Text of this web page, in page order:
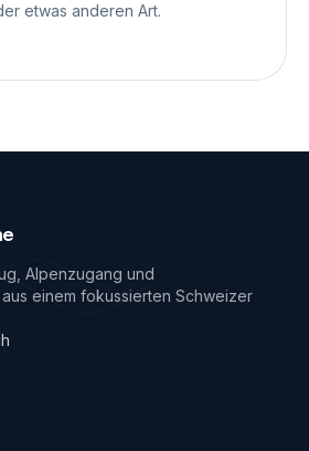
etwas anderen Art.
Alpenzugang und
einem fokussierten Schweizer